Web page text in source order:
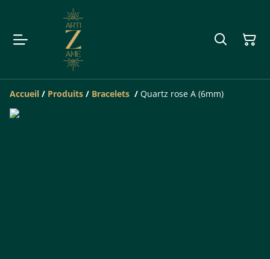
Accueil / Produits / Bracelets / Quartz rose A (6mm)